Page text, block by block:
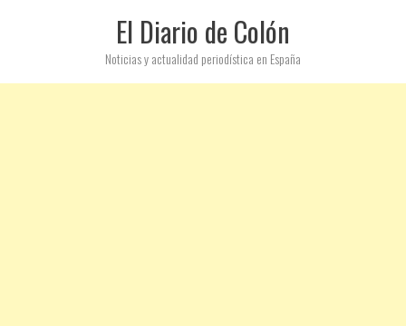
El Diario de Colón
Noticias y actualidad periodística en España